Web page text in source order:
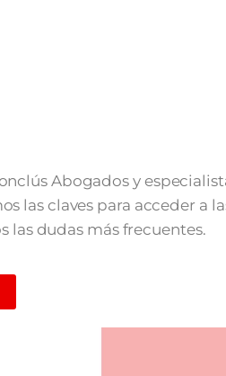
Abogados y
las claves para acceder a
las dudas más frecuentes.